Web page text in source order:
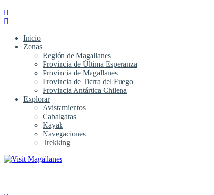
Inicio
Zonas
Región de Magallanes
Provincia de Última Esperanza
Provincia de Magallanes
Provincia de Tierra del Fuego
Provincia Antártica Chilena
Explorar
Avistamientos
Cabalgatas
Kayak
Navegaciones
Trekking